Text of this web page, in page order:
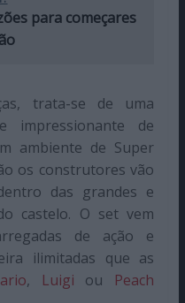
para começares
trata-se de uma
impressionante de
ambiente de Super
os construtores vão
das grandes e
castelo. O set vem
de ação e
ilimitadas que as
, Luigi ou Peach